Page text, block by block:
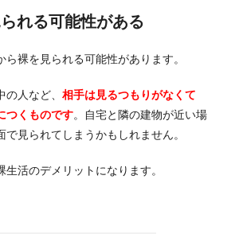
れる可能性がある
裸を見られる可能性があります。
人など、 相手は見るつもりがなくて
つくものです。
自宅と隣の建物が近い場
見られてしまうかもしれません。
生活のデメリットになります。